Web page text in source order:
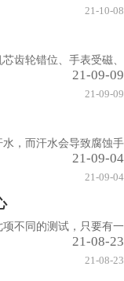
21-10-08
齿轮错位、手表受磁、
21-09-09
21-09-09
，而汗水会导致腐蚀手
21-09-04
21-09-04
不同的测试，只要有一
21-08-23
21-08-23